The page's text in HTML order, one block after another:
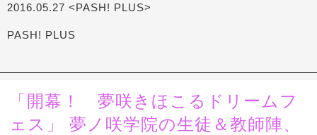
2016.05.27 <PASH! PLUS>
PASH! PLUS
「開幕！ 夢咲きほこるドリームフ
ェス」 夢ノ咲学院の生徒＆教師陣、